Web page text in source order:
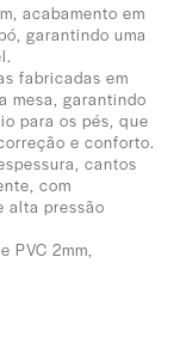
acabamento em
garantindo uma
fabricadas em
mesa, garantindo
para os pés, que
e conforto.
cantos
com
alta pressão
PVC 2mm,